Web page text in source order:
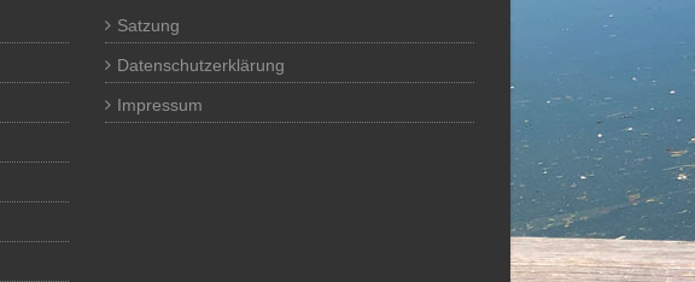
Satzung
Datenschutzerklärung
Impressum